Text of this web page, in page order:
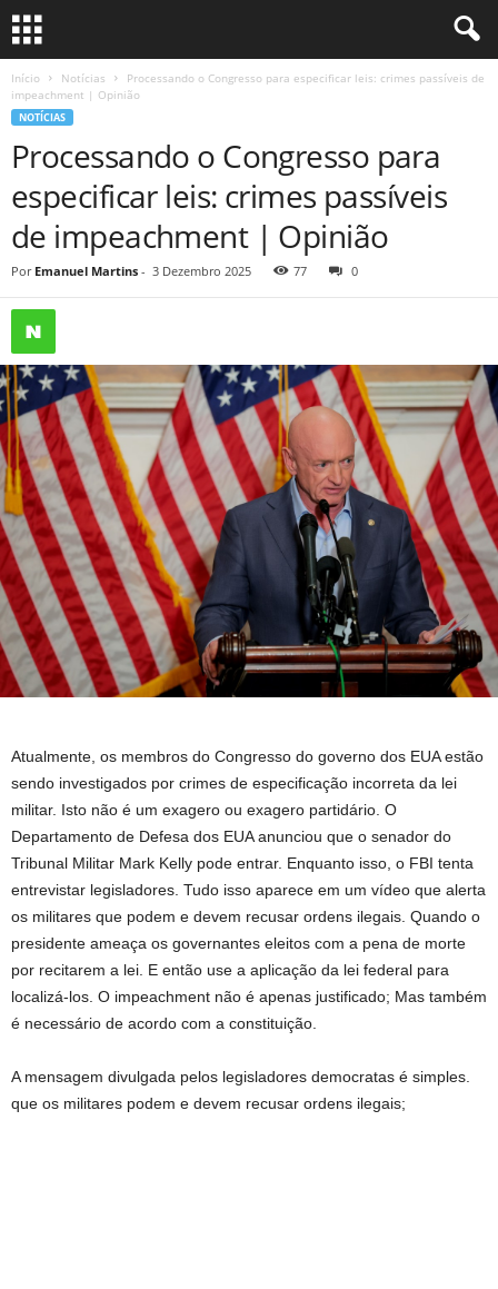
Início Notícias
Processando o Congresso para especificar leis: crimes passíveis de
impeachment | Opinião
NOTÍCIAS
Processando o Congresso para
especificar leis: crimes passíveis
de impeachment | Opinião
Por Emanuel Martins - 3 Dezembro 2025 77 0
Atualmente, os membros do Congresso do governo dos EUA estão
sendo investigados por crimes de especificação incorreta da lei
militar. Isto não é um exagero ou exagero partidário. O
Departamento de Defesa dos EUA anunciou que o senador do
Tribunal Militar Mark Kelly pode entrar. Enquanto isso, o FBI tenta
entrevistar legisladores. Tudo isso aparece em um vídeo que alerta
os militares que podem e devem recusar ordens ilegais. Quando o
presidente ameaça os governantes eleitos com a pena de morte
por recitarem a lei. E então use a aplicação da lei federal para
localizá-los. O impeachment não é apenas justificado; Mas também
é necessário de acordo com a constituição.
A mensagem divulgada pelos legisladores democratas é simples.
que os militares podem e devem recusar ordens ilegais;